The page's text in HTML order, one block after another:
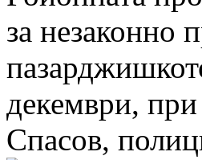
за незаконно
декември, при
Спасов,